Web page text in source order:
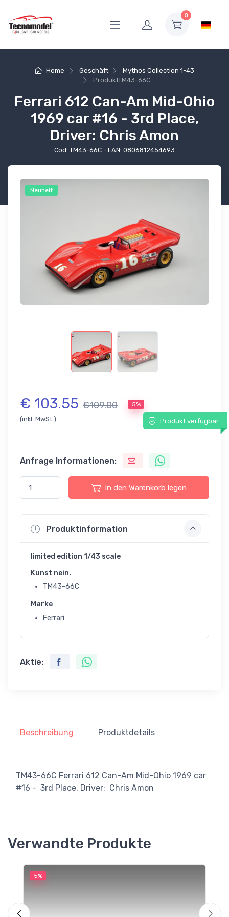
0
Home Geschäft
Mythos Collection 1-43
ProduktTM43-66C
Ferrari 612 Can-Am Mid-Ohio
1969 car #16 - 3rd Place,
Driver: Chris Amon
Cod: TM43-66C - EAN: 0806812454693
Neuheit
€ 103.55 €109.00 5%
(inkl. MwSt.) Produkt verfügbar
Anfrage Informationen:
In den Warenkorb legen
Produktinformation
limited edition 1/43 scale
Kunst nein.
TM43-66C
Marke
Ferrari
Aktie:
Beschreibung Produktdetails
TM43-66C Ferrari 612 Can-Am Mid-Ohio 1969 car
#16 - 3rd Place, Driver: Chris Amon
Verwandte Produkte
5%